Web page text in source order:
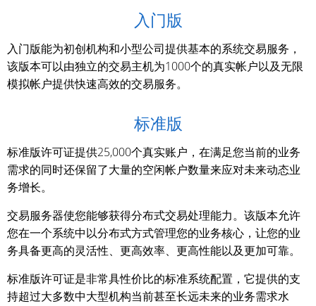
入门版
入门版能为初创机构和小型公司提供基本的系统交易服务，
该版本可以由独立的交易主机为1000个的真实帐户以及无限
模拟帐户提供快速高效的交易服务。
标准版
标准版许可证提供25,000个真实账户，在满足您当前的业务
需求的同时还保留了大量的空闲帐户数量来应对未来动态业
务增长。
交易服务器使您能够获得分布式交易处理能力。该版本允许
您在一个系统中以分布式方式管理您的业务核心，让您的业
务具备更高的灵活性、更高效率、更高性能以及更加可靠。
标准版许可证是非常具性价比的标准系统配置，它提供的支
持超过大多数中大型机构当前甚至长远未来的业务需求水